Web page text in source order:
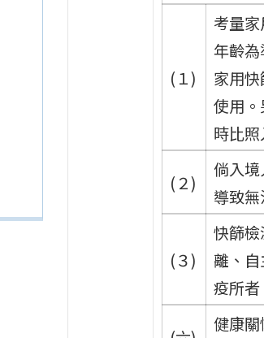
(１)
考量
年齡
家用
使用
時比
(２)
倘入
導致
(３)
快篩
離、
疫所
健康